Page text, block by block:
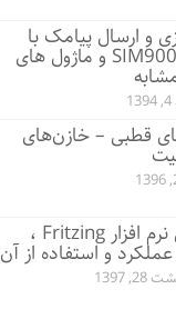
و ارسال پیامک با
ماژول SIM900 و ماژول های
قطبی – خازن‌های
آموزش نرم افزار Fritzing ،
و استفاده از آن
1397